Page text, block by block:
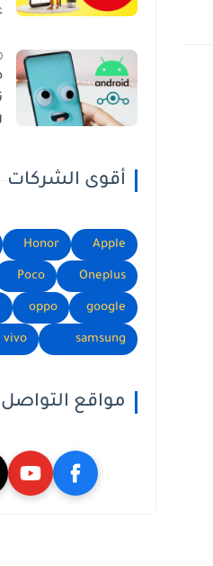
أقوى الشركات
Apple
Honor
Oneplus
Poco
google
oppo
samsung
vivo
مواقع التواصل